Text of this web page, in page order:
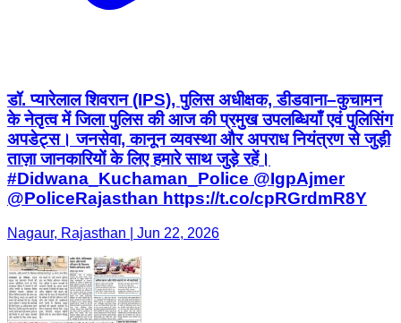
डॉ. प्यारेलाल शिवरान (IPS), पुलिस अधीक्षक, डीडवाना–कुचामन
के नेतृत्व में जिला पुलिस की आज की प्रमुख उपलब्धियाँ एवं पुलिसिंग
अपडेट्स। जनसेवा, कानून व्यवस्था और अपराध नियंत्रण से जुड़ी
ताज़ा जानकारियों के लिए हमारे साथ जुड़े रहें।
#Didwana_Kuchaman_Police @IgpAjmer
@PoliceRajasthan https://t.co/cpRGrdmR8Y
Nagaur, Rajasthan | Jun 22, 2026